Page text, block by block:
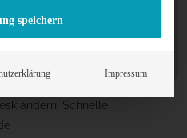
ändern: Schnelle
speichern
Impressum